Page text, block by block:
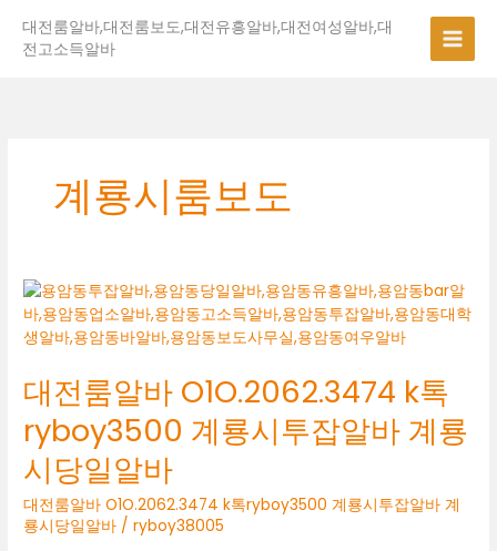
대전룸알바,대전룸보도,대전유흥알바,대전여성알바,대
전고소득알바
계룡시룸보도
대전룸알바 O1O.2062.3474 k톡
ryboy3500 계룡시투잡알바 계룡
시당일알바
대전룸알바 O1O.2062.3474 k톡ryboy3500 계룡시투잡알바 계
룡시당일알바 /ryboy38005
대
전
룸
바
O1O.2062.3474
k
톡
ryboy3500
계
룡